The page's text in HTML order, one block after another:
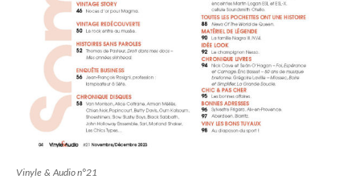
Vinyle & Audio n°21